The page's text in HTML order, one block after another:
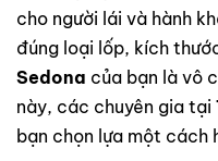
cho người lái và hành
đúng loại lốp, kích
Sedona của bạn là vô
này, các chuyên gia tại
bạn chọn lựa một cách